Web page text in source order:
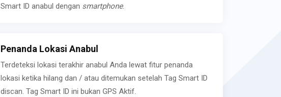
Smart ID anabul dengan smartphone.
Penanda Lokasi Anabul
Terdeteksi lokasi terakhir anabul Anda lewat fitur penanda
lokasi ketika hilang dan / atau ditemukan setelah Tag Smart ID
discan. Tag Smart ID ini bukan GPS Aktif.